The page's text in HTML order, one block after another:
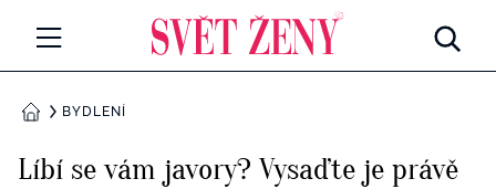
DOMŮBYDLENÍ
Líbí se vám javory? Vysaďte je právě